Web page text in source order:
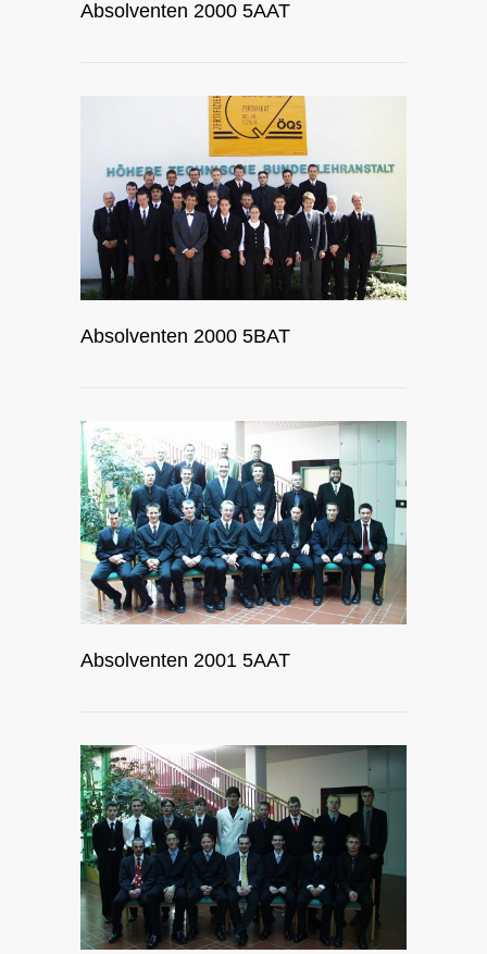
Absolventen 2000 5AAT
Absolventen 2000 5BAT
Absolventen 2001 5AAT